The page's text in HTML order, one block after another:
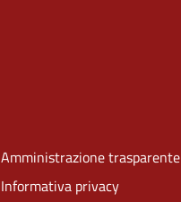
Amministrazione trasparente
Informativa privacy